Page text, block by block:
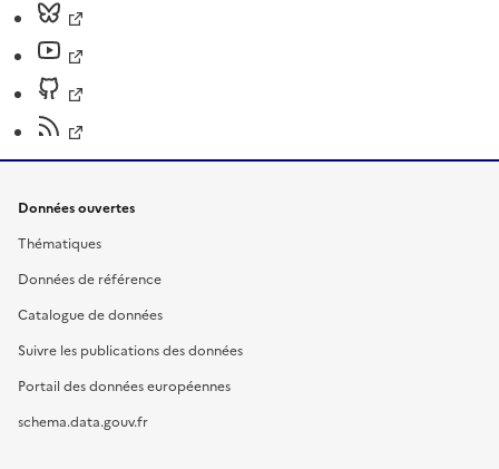
Données ouvertes
Thématiques
Données de référence
Catalogue de données
Suivre les publications des données
Portail des données européennes
schema.data.gouv.fr